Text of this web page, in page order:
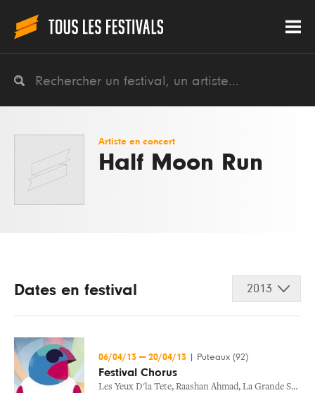
Artiste en concert
Half Moon Run
Dates en festival 2013
06/04/13 — 20/04/13 Puteaux (92)
Festival Chorus
Les Yeux D'la Tete, Raashan Ahmad, La Grande Sophie